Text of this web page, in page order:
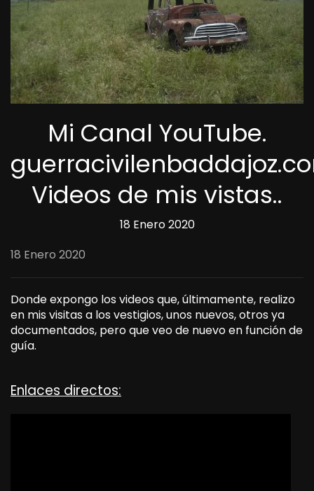
Mi Canal YouTube.
Videos de mis vistas..
18 Enero 2020
18 Enero 2020
Donde expongo los videos que, últimamente, realizo
en mis visitas a los vestigios, unos nuevos, otros ya
documentados, pero que veo de nuevo en función de
guía.
Enlaces directos: